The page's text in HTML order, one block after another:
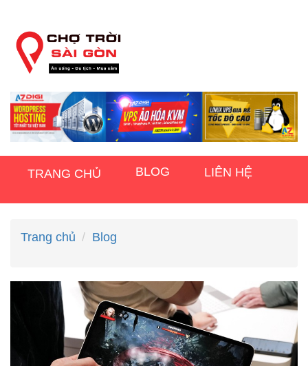
TRANG CHỦ BLOG LIÊN HỆ
Trang chủ Blog